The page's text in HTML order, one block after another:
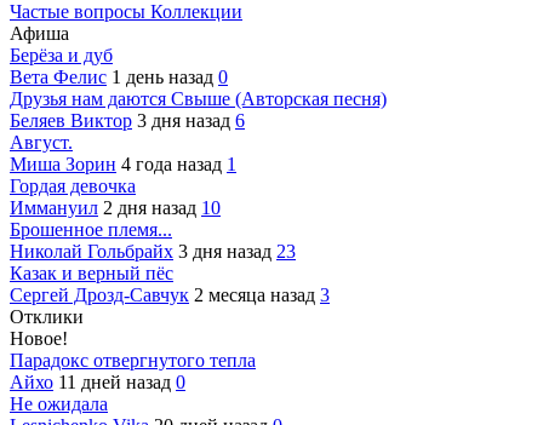
Частые вопросы Коллекции
Афиша
Берёза и дуб
Вета Фелис 1 день назад 0
Друзья нам даются Свыше (Авторская песня)
Беляев Виктор 3 дня назад 6
Август.
Миша Зорин 4 года назад 1
Гордая девочка
Иммануил 2 дня назад 10
Брошенное племя...
Николай Гольбрайх 3 дня назад 23
Казак и верный пёс
Сергей Дрозд-Савчук 2 месяца назад 3
Отклики
Новое!
Парадокс отвергнутого тепла
Айхо 11 дней назад 0
Не ожидала